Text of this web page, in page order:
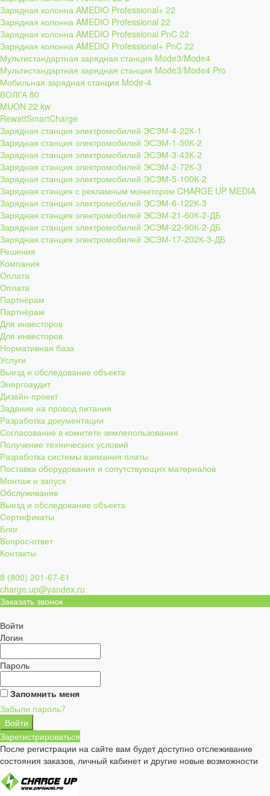
Зарядная колонна AMEDIO Professional+ 22
Зарядная колонна AMEDIO Professional 22
Зарядная колонна AMEDIO Professional PnC 22
Зарядная колонна AMEDIO Professional+ PnC 22
Мультистандартная зарядная станция Mode3/Mode4
Мультистандартная зарядная станция Mode3/Mode4 Pro
Мобильная зарядная станция Mode-4
ВОЛГА 80
MUON 22 kw
RewattSmartCharge
Зарядная станция электромобилей ЭСЭМ-4-22К-1
Зарядная станция электромобилей ЭСЭМ-1-50К-2
Зарядная станция электромобилей ЭСЭМ-3-43К-2
Зарядная станция электромобилей ЭСЭМ-2-72К-3
Зарядная станция электромобилей ЭСЭМ-5-100К-2
Зарядная станция с рекламным монитором CHARGE UP MEDIA
Зарядная станция электромобилей ЭСЭМ-6-122К-3
Зарядная станция электромобилей ЭСЭМ-21-60К-2-ДБ
Зарядная станция электромобилей ЭСЭМ-22-90К-2-ДБ
Зарядная станция электромобилей ЭСЭМ-17-202К-3-ДБ
Решения
Компания
Оплата
Оплата
Партнёрам
Партнёрам
Для инвесторов
Для инвесторов
Нормативная база
Услуги
Выезд и обследование объекта
Энергоаудит
Дизайн-проект
Задание на провод питания
Разработка документации
Согласование в комитете землепользования
Получение технических условий
Разработка системы взимания платы
Поставка оборудования и сопутствующих материалов
Монтаж и запуск
Обслуживание
Выезд и обследование объекта
Сертификаты
Блог
Вопрос-ответ
Контакты
8 (800) 201-67-61
charge.up@yandex.ru
Заказать звонок
Войти
Логин
Пароль
Запомнить меня
Забыли пароль?
Зарегистрироваться
После регистрации на сайте вам будет доступно отслеживание
состояния заказов, личный кабинет и другие новые возможности